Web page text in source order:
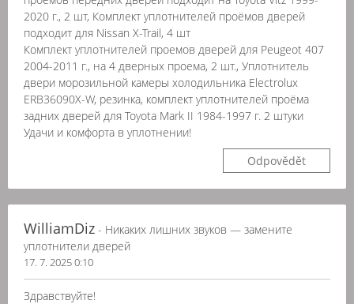
2020 г., 2 шт, Комплект уплотнителей проёмов дверей
подходит для Nissan X-Trail, 4 шт
Комплект уплотнителей проемов дверей для Peugeot 407
2004-2011 г., на 4 дверных проема, 2 шт., Уплотнитель
двери морозильной камеры холодильника Electrolux
ERB36090X-W, резинка, комплект уплотнителей проёма
задних дверей для Toyota Mark II 1984-1997 г. 2 штуки
Удачи и комфорта в уплотнении!
Odpovědět
WilliamDiz - Никаких лишних звуков — замените
уплотнители дверей
17. 7. 2025 0:10
Здравствуйте!